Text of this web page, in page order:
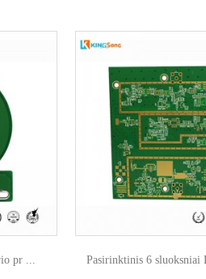
pr ... Pasirinktinis 6 sluoksniai